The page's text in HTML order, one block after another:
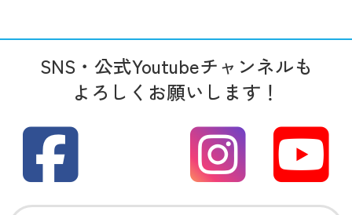
SNS・公式Youtubeチャンネルも
よろしくお願いします！